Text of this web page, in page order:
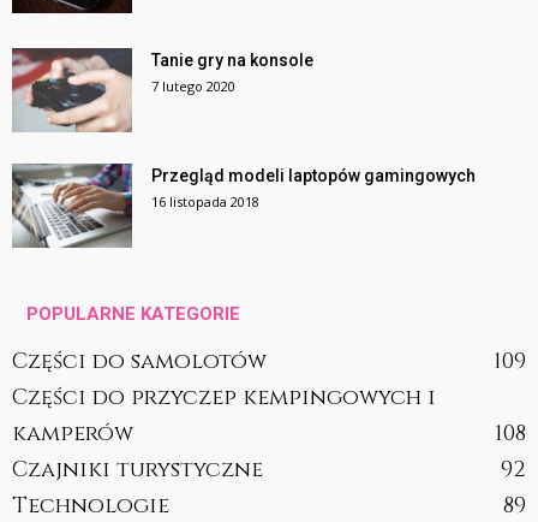
Tanie gry na konsole
7 lutego 2020
Przegląd modeli laptopów gamingowych
16 listopada 2018
POPULARNE KATEGORIE
Części do samolotów
109
Części do przyczep kempingowych i
kamperów
108
Czajniki turystyczne
92
Technologie
89